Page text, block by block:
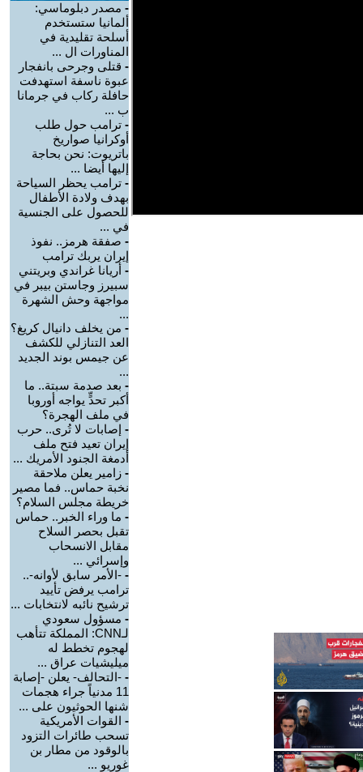
- مصدر دبلوماسي:
ألمانيا ستستخدم
أسلحة تقليدية في
المناورات ال ...
- قتلى وجرحى بانفجار
عبوة ناسفة استهدفت
حافلة ركاب في جرمانا
ب ...
- ترامب حول طلب
أوكرانيا صواريخ
باتريوت: نحن بحاجة
إليها أيضا ...
- ترامب يحظر السياحة
بهدف ولادة الأطفال
للحصول على الجنسية
في ...
- صفقة هرمز.. نفوذ
إيران يربك ترامب
- أريانا غراندي وبريتني
سبيرز وجاستن بيبر في
مواجهة وحش الشهرة
...
- من يخلف دانيال كريغ؟
العد التنازلي للكشف
عن جيمس بوند الجديد
...
- بعد صدمة سبتة.. ما
أكبر تحدٍّ يواجه أوروبا
في ملف الهجرة؟
- إصابات لا تُرى.. حرب
إيران تعيد فتح ملف
أدمغة الجنود الأمريك ...
- زامير يعلن ملاحقة
نخبة حماس.. فما مصير
خريطة مجلس السلام؟
- ما وراء الخبر.. حماس
تقبل بحصر السلاح
مقابل الانسحاب
وإسرائي ...
- -الأمر سابق لأوانه-..
ترامب يرفض تأييد
ترشيح نائبه لانتخابات ...
- مسؤول سعودي
لـCNN: المملكة تتأهب
لهجوم تخطط له
ميليشيات عراق ...
- -التحالف- يعلن -إصابة
11 مدنياً جراء هجمات
شنها الحوثيون على ...
- القوات الأمريكية
تسحب طائرات التزود
بالوقود من مطار بن
غوريو ...